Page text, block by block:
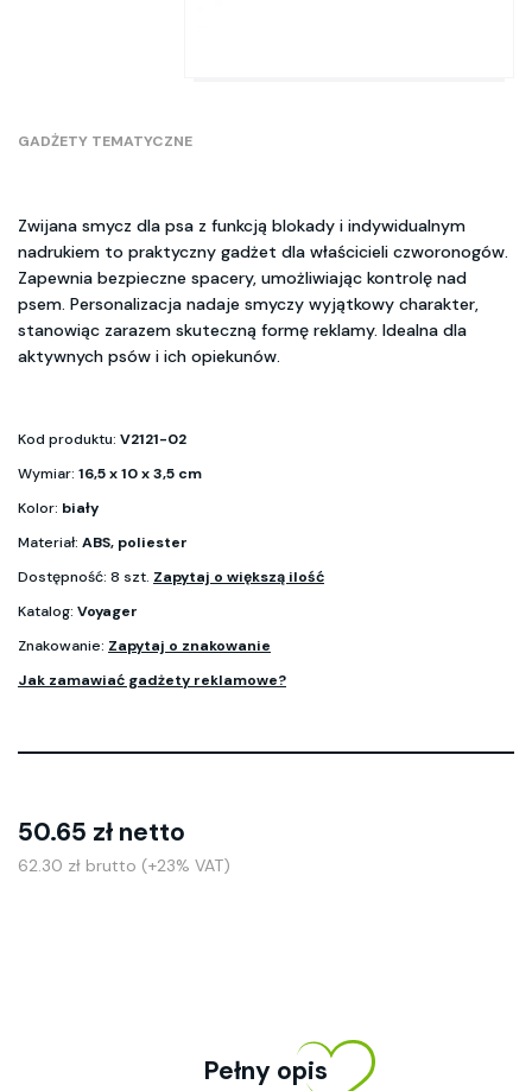
GADŻETY TEMATYCZNE
Zwijana smycz dla psa z funkcją blokady i indywidualnym
nadrukiem to praktyczny gadżet dla właścicieli czworonogów.
Zapewnia bezpieczne spacery, umożliwiając kontrolę nad
psem. Personalizacja nadaje smyczy wyjątkowy charakter,
stanowiąc zarazem skuteczną formę reklamy. Idealna dla
aktywnych psów i ich opiekunów.
Kod produktu: V2121-02
Wymiar: 16,5 x 10 x 3,5 cm
Kolor: biały
Materiał: ABS, poliester
Dostępność: 8 szt. Zapytaj o większą ilość
Katalog: Voyager
Znakowanie: Zapytaj o znakowanie
Jak zamawiać gadżety reklamowe?
50.65 zł netto
62.30 zł brutto (+23% VAT)
Pełny opis